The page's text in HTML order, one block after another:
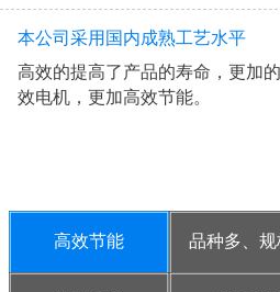
本公司采用国内成熟工艺水平
高效的提高了产品的寿命，更加
效电机，更加高效节能。
高效节能 品种多、规